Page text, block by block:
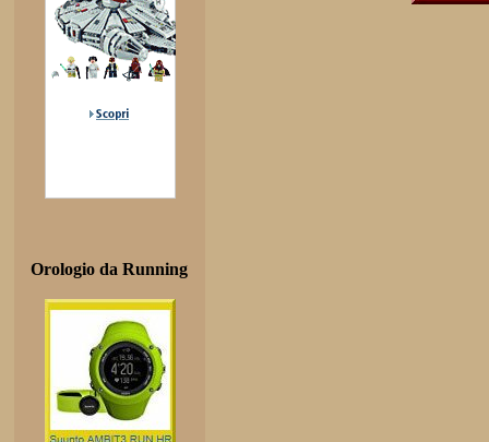
Orologio da Running